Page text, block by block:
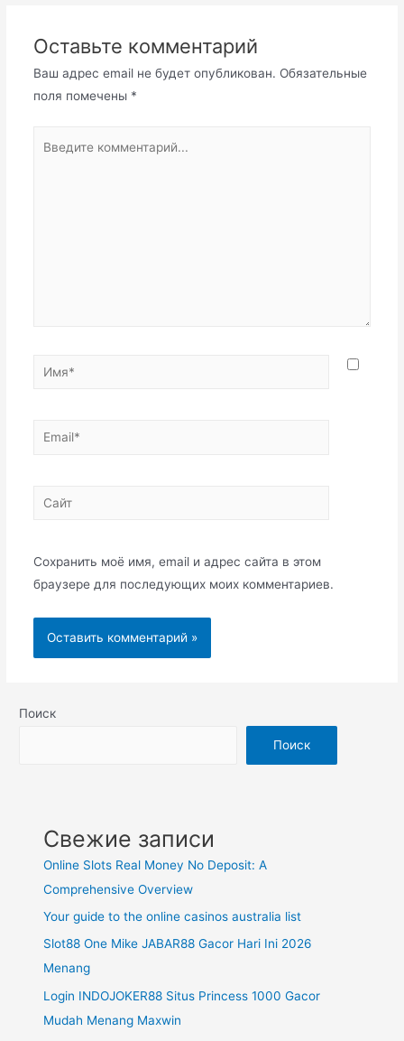
Оставьте комментарий
Ваш адрес email не будет опубликован. Обязательные
поля помечены *
Имя*
Email*
Сайт
Сохранить моё имя, email и адрес сайта в этом
браузере для последующих моих комментариев.
Поиск
Поиск
Свежие записи
Online Slots Real Money No Deposit: A
Comprehensive Overview
Your guide to the online casinos australia list
Slot88 One Mike JABAR88 Gacor Hari Ini 2026
Menang
Login INDOJOKER88 Situs Princess 1000 Gacor
Mudah Menang Maxwin